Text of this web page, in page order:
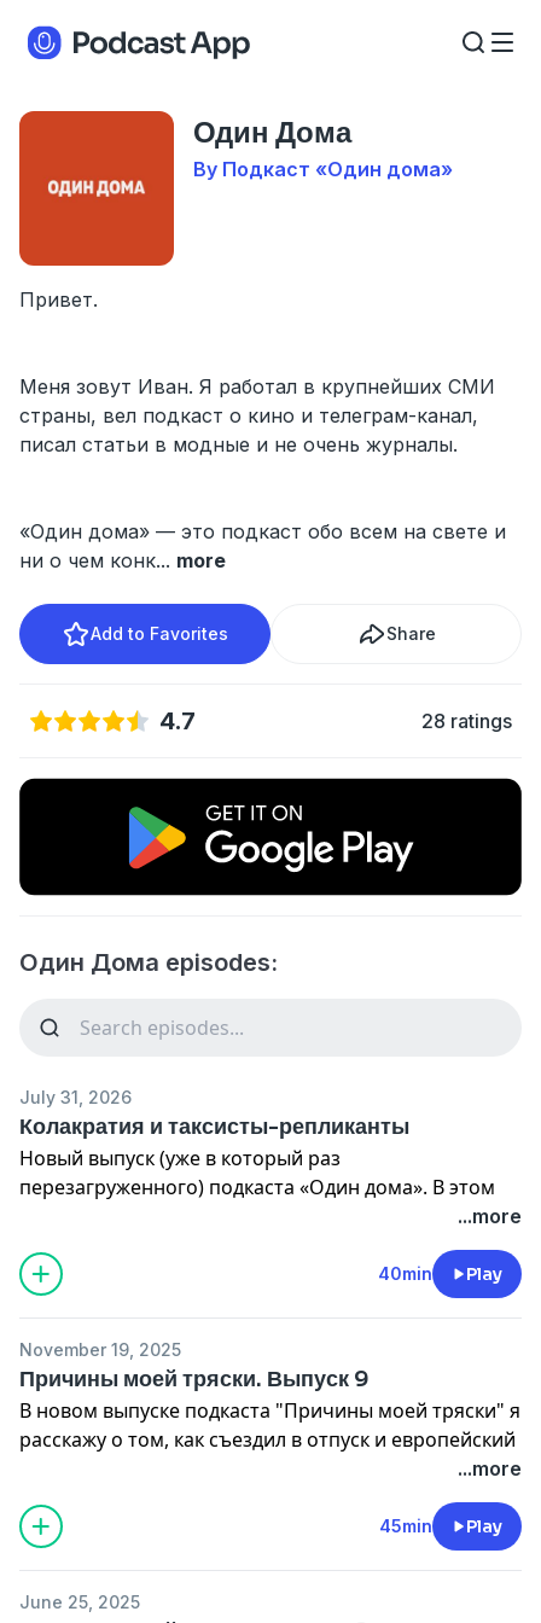
Один Дома
By Подкаст «Один дома»
Привет.
Меня зовут Иван. Я работал в крупнейших СМИ
страны, вел подкаст о кино и телеграм-канал,
писал статьи в модные и не очень журналы.
«Один дома» — это подкаст обо всем на свете и
ни о чем конк... more
Add to Favorites Share
4.7 28 ratings
Один Дома episodes:
July 31, 2026
Колакратия и таксисты-репликанты
Новый выпуск (уже в который раз
перезагруженного) подкаста «Один дома». В этом
эпизоде мы поговорим о куличах, газированном
киберпанке и обсудим фантастические теории о
грузинских таксистах.
Patreon:https://patreon.com/odindoma
Apple Podcast Subscription:https://apple.co/3DgQFvT
Платный телеграм-канал «Один дома+»:
https://paywall.pw/odindomaplus
По любым вопросам смело пишите мне в телеграм:
@captain_glitch
...more
40min Play
November 19, 2025
Причины моей тряски. Выпуск 9
В новом выпуске подкаста "Причины моей тряски" я
расскажу о том, как съездил в отпуск и европейский
тур с лекцией, о грузе прошлого, русофобии и
По любым вопросам смело пишите мне в телеграм:
...more
45min Play
June 25, 2025